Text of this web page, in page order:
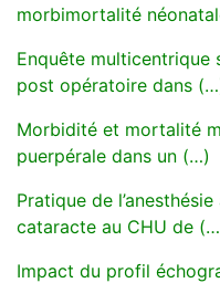
morbimortalité
Enquête multicentrique
post opératoire dans
Morbidité et mortalité
puerpérale dans un (…)
Pratique de
cataracte au CHU de
Impact du profil